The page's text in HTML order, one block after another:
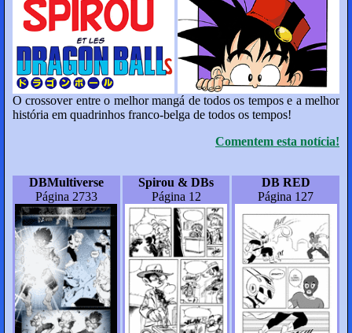
O crossover entre o melhor mangá de todos os tempos e a melhor
história em quadrinhos franco-belga de todos os tempos!
Comentem esta notícia!
DBMultiverse
Página 2733
Spirou & DBs
Página 12
DB RED
Página 127